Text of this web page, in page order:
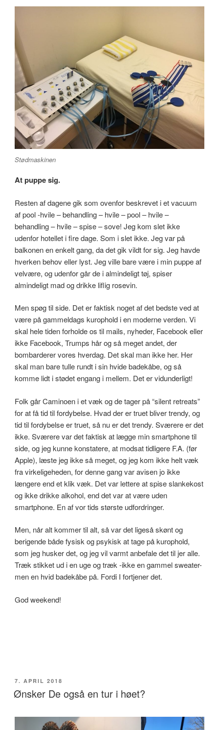
Stødmaskinen
At puppe sig.
Resten af dagene gik som ovenfor beskrevet i et vacuum
af pool -hvile – behandling – hvile – pool – hvile –
behandling – hvile – spise – sove! Jeg kom slet ikke
udenfor hotellet i fire dage. Som i slet ikke. Jeg var på
balkonen en enkelt gang, da det gik vildt for sig. Jeg havde
hverken behov eller lyst. Jeg ville bare være i min puppe af
velvære, og udenfor går de i almindeligt tøj, spiser
almindeligt mad og drikke liflig rosevin.
Men spøg til side. Det er faktisk noget af det bedste ved at
være på gammeldags kurophold i en moderne verden. Vi
skal hele tiden forholde os til mails, nyheder, Facebook eller
ikke Facebook, Trumps hår og så meget andet, der
bombarderer vores hverdag. Det skal man ikke her. Her
skal man bare tulle rundt i sin hvide badekåbe, og så
komme lidt i stødet engang i mellem. Det er vidunderligt!
Folk går Caminoen i et væk og de tager på “silent retreats”
for at få tid til fordybelse. Hvad der er truet bliver trendy, og
tid til fordybelse er truet, så nu er det trendy. Sværere er det
ikke. Sværere var det faktisk at lægge min smartphone til
side, og jeg kunne konstatere, at modsat tidligere F.A. (før
Apple), læste jeg ikke så meget, og jeg kom ikke helt væk
fra virkeligeheden, for denne gang var avisen jo ikke
længere end et klik væk. Det var lettere at spise slankekost
og ikke drikke alkohol, end det var at være uden
smartphone. En af vor tids største udfordringer.
Men, når alt kommer til alt, så var det ligeså skønt og
berigende både fysisk og psykisk at tage på kurophold,
som jeg husker det, og jeg vil varmt anbefale det til jer alle.
Træk stikket ud i en uge og træk -ikke en gammel sweater-
men en hvid badekåbe på. Fordi I fortjener det.
God weekend!
UDGIVET
DEN
7. APRIL 2018
Ønsker De også en tur i høet?